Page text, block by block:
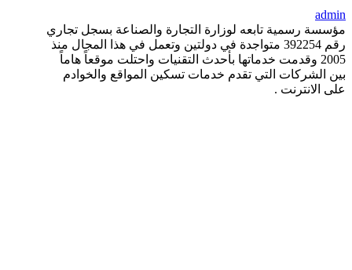
admin
مؤسسة رسمية تابعه لوزارة التجارة والصناعة بسجل تجاري
رقم 392254 متواجدة في دولتين وتعمل في هذا المجال منذ
2005 وقدمت خدماتها بأحدث التقنيات واحتلت موقعاً هاماً
بين الشركات التي تقدم خدمات تسكين المواقع والخوادم
على الانترنت .